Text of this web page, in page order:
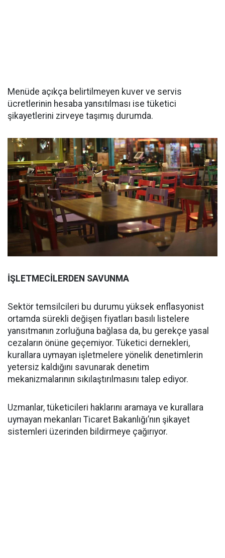
Menüde açıkça belirtilmeyen kuver ve servis
ücretlerinin hesaba yansıtılması ise tüketici
şikayetlerini zirveye taşımış durumda.
İŞLETMECİLERDEN SAVUNMA
Sektör temsilcileri bu durumu yüksek enflasyonist
ortamda sürekli değişen fiyatları basılı listelere
yansıtmanın zorluğuna bağlasa da, bu gerekçe yasal
cezaların önüne geçemiyor. Tüketici dernekleri,
kurallara uymayan işletmelere yönelik denetimlerin
yetersiz kaldığını savunarak denetim
mekanizmalarının sıkılaştırılmasını talep ediyor.
Uzmanlar, tüketicileri haklarını aramaya ve kurallara
uymayan mekanları Ticaret Bakanlığı’nın şikayet
sistemleri üzerinden bildirmeye çağırıyor.